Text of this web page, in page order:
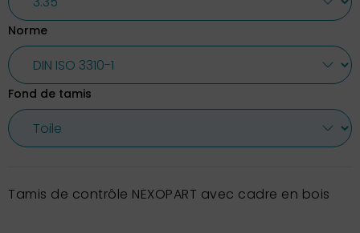
Norme
Fond de tamis
Tamis de contrôle NEXOPART avec cadre en bois